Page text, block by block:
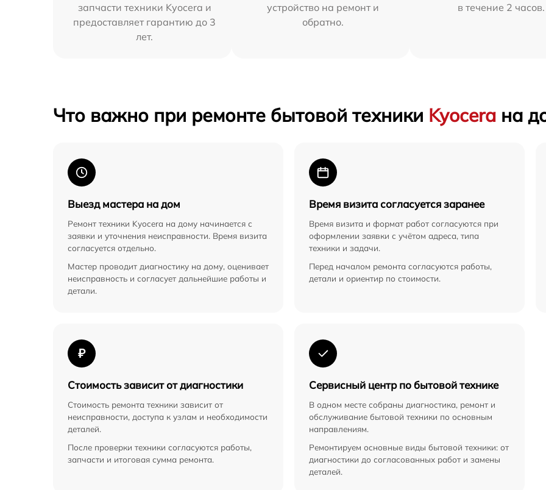
запчасти техники Kyocera и
предоставляет гарантию до 3
лет.
устройство на ремонт и
обратно.
в течение 2 часов.
Что важно при ремонте бытовой техники Kyocera на
Выезд мастера на дом
Ремонт техники Kyocera на дому начинается с
заявки и уточнения неисправности. Время визита
согласуется отдельно.
Мастер проводит диагностику на дому, оценивает
неисправность и согласует дальнейшие работы и
детали.
Время визита согласуется заранее
Время визита и формат работ согласуются при
оформлении заявки с учётом адреса, типа
техники и задачи.
Перед началом ремонта согласуются работы,
детали и ориентир по стоимости.
₽
Стоимость зависит от диагностики
Стоимость ремонта техники зависит от
неисправности, доступа к узлам и необходимости
деталей.
После проверки техники согласуются работы,
запчасти и итоговая сумма ремонта.
Сервисный центр по бытовой технике
В одном месте собраны диагностика, ремонт и
обслуживание бытовой техники по основным
направлениям.
Ремонтируем основные виды бытовой техники: от
диагностики до согласованных работ и замены
деталей.